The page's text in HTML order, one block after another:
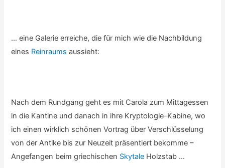
… eine Galerie erreiche, die für mich wie die Nachbildung
eines Reinraums aussieht:
Nach dem Rundgang geht es mit Carola zum Mittagessen
in die Kantine und danach in ihre Kryptologie-Kabine, wo
ich einen wirklich schönen Vortrag über Verschlüsselung
von der Antike bis zur Neuzeit präsentiert bekomme –
Angefangen beim griechischen Skytale Holzstab …